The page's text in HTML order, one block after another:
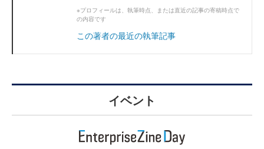
※プロフィールは、執筆時点、または直近の記事の寄稿時点で
の内容です
この著者の最近の執筆記事
イベント